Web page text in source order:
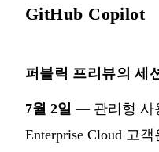
GitHub Copilot
퍼블릭 프리뷰의 세
7월 2일 — 관리형 사
Enterprise Cloud 고